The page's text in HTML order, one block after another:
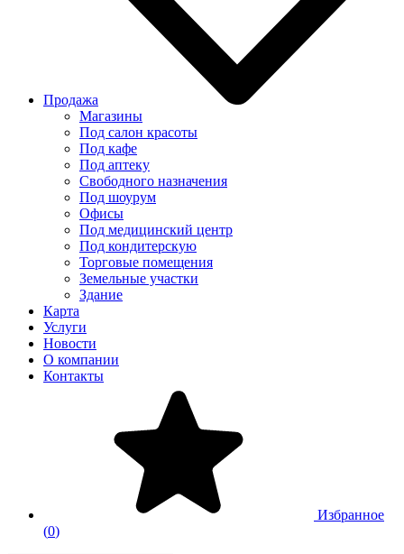
Продажа
Магазины
Под салон красоты
Под кафе
Под аптеку
Свободного назначения
Под шоурум
Офисы
Под медицинский центр
Под кондитерскую
Торговые помещения
Земельные участки
Здание
Карта
Услуги
Новости
О компании
Контакты
Избранное
(0)